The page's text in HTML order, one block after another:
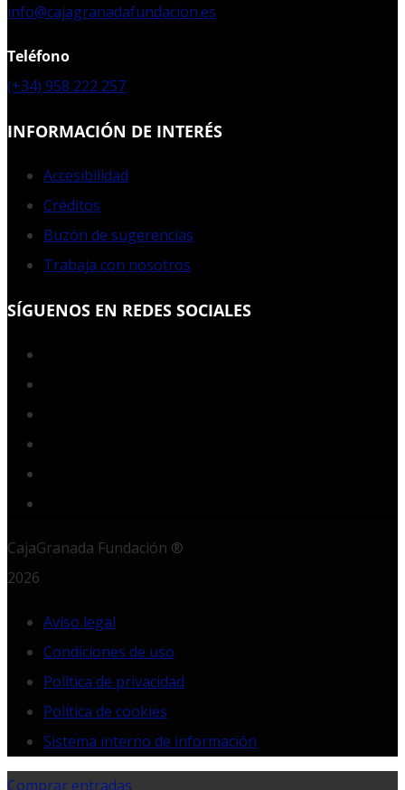
info@cajagranadafundacion.es
Teléfono
(+34) 958 222 257
INFORMACIÓN DE INTERÉS
Accesibilidad
Créditos
Buzón de sugerencias
Trabaja con nosotros
SÍGUENOS EN REDES SOCIALES
CajaGranada Fundación ®
2026
Aviso legal
Condiciones de uso
Política de privacidad
Política de cookies
Sistema interno de información
Comprar entradas